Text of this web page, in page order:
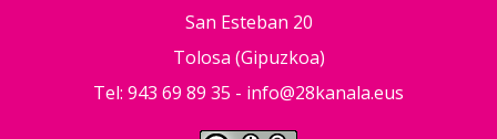
San Esteban 20
Tolosa (Gipuzkoa)
Tel: 943 69 89 35 - info@28kanala.eus